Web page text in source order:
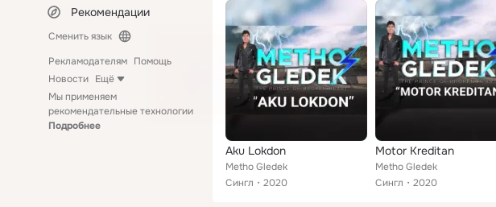
Рекомендации
Сменить язык
Рекламодателям Помощь
Новости Ещё
Мы применяем
рекомендательные технологии
Подробнее
Aku Lokdon
Metho Gledek
Сингл
2020
Motor Kreditan
Metho Gledek
Сингл
2020